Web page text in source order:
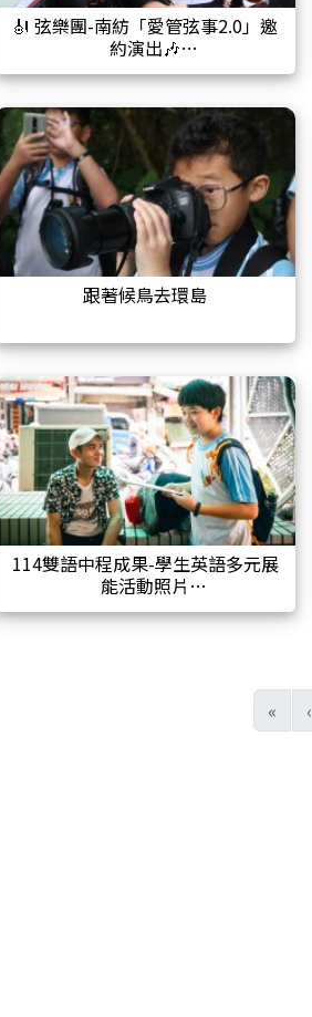
🎻 弦樂團-南紡「愛管弦事2.0」邀
約演出🎶
跟著候鳥去環島
114雙語中程成果-學生英語多元展
能活動照片
« ‹